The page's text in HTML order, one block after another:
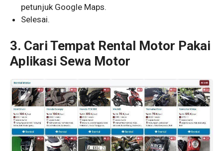
petunjuk Google Maps.
Selesai.
3. Cari Tempat Rental Motor Pakai
Aplikasi Sewa Motor